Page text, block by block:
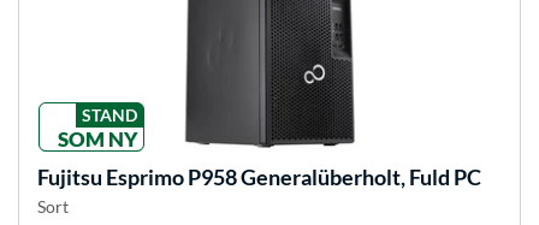
STAND
SOM NY
Fujitsu Esprimo P958 Generalüberholt, Fuld PC
Sort